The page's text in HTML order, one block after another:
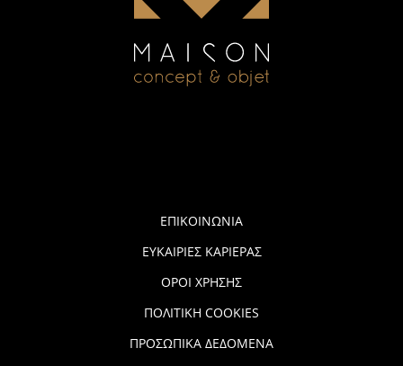
ΕΠΙΚΟΙΝΩΝΙΑ
ΕΥΚΑΙΡΙΕΣ ΚΑΡΙΕΡΑΣ
ΟΡΟΙ ΧΡΗΣΗΣ
ΠΟΛΙΤΙΚΗ COOKIES
ΠΡΟΣΩΠΙΚΑ ΔΕΔΟΜΕΝΑ